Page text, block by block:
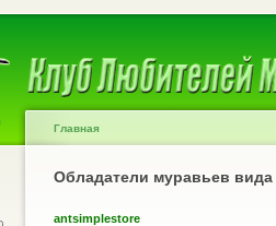
Главная
Обладатели муравьев вида
antsimplestore